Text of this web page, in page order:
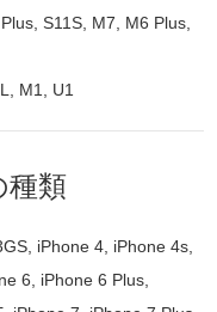
S11S, M7, M6 Plus,
M1, U1
種類
iPhone 4, iPhone 4s,
6, iPhone 6 Plus,